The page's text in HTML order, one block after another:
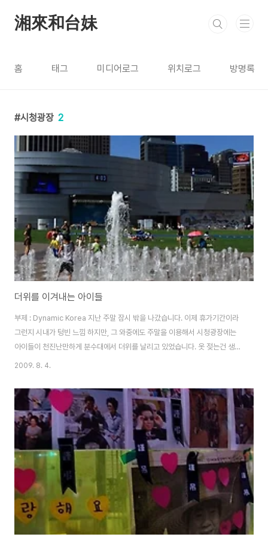
湘來和台妹
홈 태그 미디어로그 위치로그 방명록
시청광장 2
더위를 이겨내는 아이들
부제 : Dynamic Korea 지난 주말 잠시 밖을 나갔습니다. 이제 휴가기간이라
그런지 시내가 텅빈 느낌 하지만, 그 와중에도 주말을 이용해서 시청광장에는
아이들이 천진난만하게 분수대에서 더위를 날리고 있었습니다. 옷 젖는건 생각
도 안하고 저렇게 시원하고 좋은가봅니다^^ 사진을 보면서 오늘의 더위도 확
2009. 8. 4.